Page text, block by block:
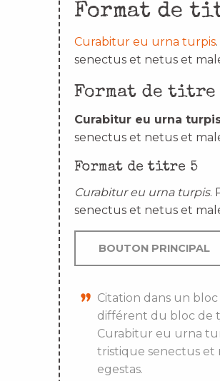
Format de
Curabitur eu urna turpis
senectus et netus et
Format de titre
Curabitur eu urna
senectus et netus et
Format de titre 5
Curabitur eu urna turpis.
senectus et netus et
BOUTON PRINCIPAL
Citation dans un
différent du bloc de
Curabitur eu urna
tristique senectus et
egestas.